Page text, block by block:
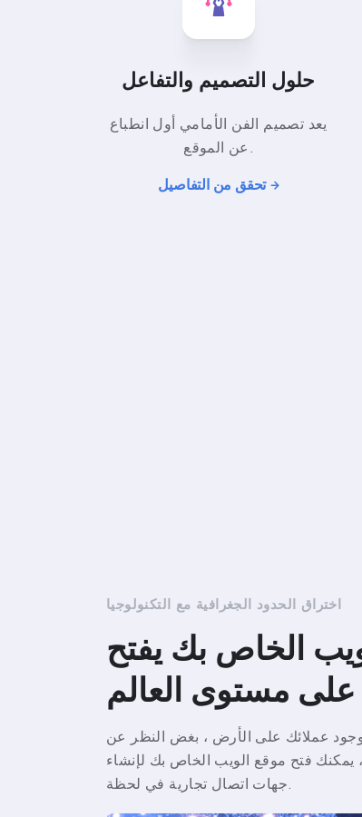
حلول التصميم والتفاعل
يعد تصميم الفن الأمامي أول انطباع
عن الموقع.
تحقق من التفاصيل
اختراق الحدود الجغرافية مع التكنولوجيا
الخاص بك يفتح
على مستوى العالم
عملائك على الأرض ، بغض النظر عن
يمكنك فتح موقع الويب الخاص بك لإنشاء
جهات اتصال تجارية في لحظة.